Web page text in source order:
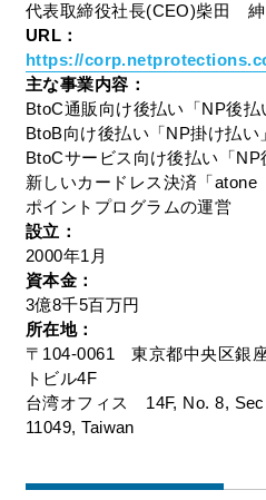
代表取締役社長(CEO)柴田 紳
URL：
https://
主な事業内容：
BtoC通販向け後払い「NP後払
BtoB向け後払い「NP掛け払い
BtoCサービス向け後払い「
新しいカードレス決済「atone
ポイントプログラムの運営
設立：
2000年1月
資本金：
3億8千5百万円
所在地：
〒104-0061 東京都中央区銀
トビル4F
台湾オフィス 14F, No. 8,
11049, Taiwan